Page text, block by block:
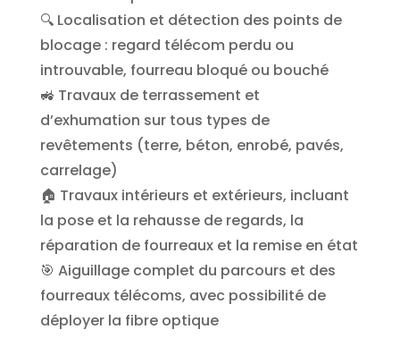
🔍 Localisation et détection des points de
blocage : regard télécom perdu ou
introuvable, fourreau bloqué ou bouché
🚜 Travaux de terrassement et
d’exhumation sur tous types de
revêtements (terre, béton, enrobé, pavés,
carrelage)
🏠 Travaux intérieurs et extérieurs, incluant
la pose et la rehausse de regards, la
réparation de fourreaux et la remise en état
🎯 Aiguillage complet du parcours et des
fourreaux télécoms, avec possibilité de
déployer la fibre optique